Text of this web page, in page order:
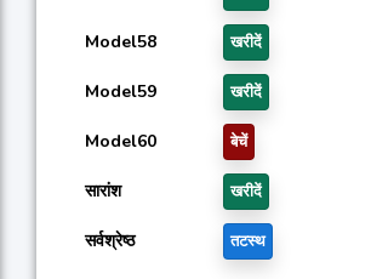
Model58 खरीदें
Model59 खरीदें
Model60 बेचें
सारांश खरीदें
सर्वश्रेष्ठ तटस्थ